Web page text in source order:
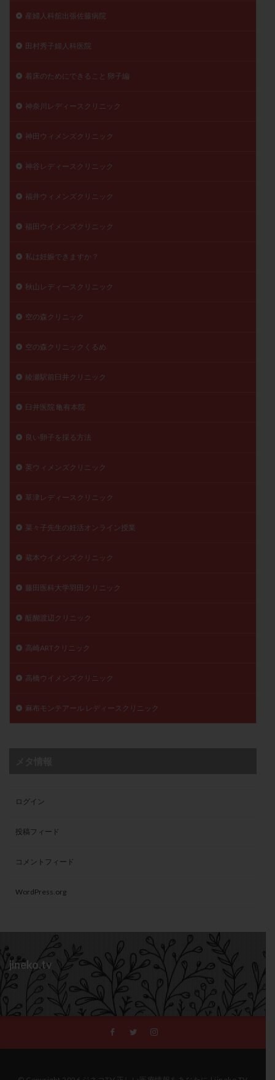
産婦人科舘出張佐藤病院
田村秀子婦人科医院
着床のためにできること 卵子編
神奈川レディースクリニック
神田ウィメンズクリニック
神谷レディースクリニック
福井ウィメンズクリニック
福田ウイメンズクリニック
私は妊娠できますか？
秋山レディースクリニック
空の森クリニック
空の森クリニックくるめ
綾瀬駅前臼井クリニック
臼井医院 亀有本院
良い卵子を採る方法
英ウィメンズクリニック
草津レディースクリニック
菜々子先生の妊活オンライン授業
蔵本ウイメンズクリニック
藤田医科大学羽田クリニック
醍醐渡辺クリニック
高崎ARTクリニック
高橋ウイメンズクリニック
麻布モンテアール レディースクリニック
ログイン
投稿フィード
コメントフィード
WordPress.org
jineko.tv